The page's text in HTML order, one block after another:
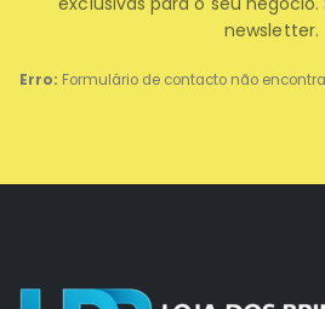
Erro: Formulário de contacto não
newsletter.